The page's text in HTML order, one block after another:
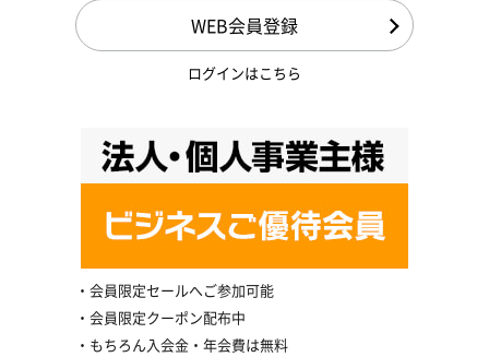
WEB会員登録
ログインはこちら
会員限定セールへご参加可能
会員限定クーポン配布中
もちろん入会金・年会費は無料